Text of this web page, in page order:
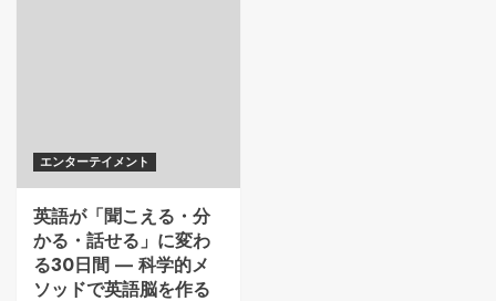
エンターテイメント
英語が「聞こえる・分
かる・話せる」に変わ
る30日間 ― 科学的メ
ソッドで英語脳を作る